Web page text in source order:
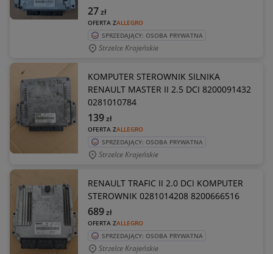
OFERTA ZALLEGRO
27zł
SPRZEDAJĄCY: OSOBA PRYWATNA
Strzelce Krajeńskie
KOMPUTER STEROWNIK SILNIKA
RENAULT MASTER II 2.5 DCI 8200091432
0281010784
OFERTA ZALLEGRO
139zł
SPRZEDAJĄCY: OSOBA PRYWATNA
Strzelce Krajeńskie
RENAULT TRAFIC II 2.0 DCI KOMPUTER
STEROWNIK 0281014208 8200666516
OFERTA ZALLEGRO
689zł
SPRZEDAJĄCY: OSOBA PRYWATNA
Strzelce Krajeńskie